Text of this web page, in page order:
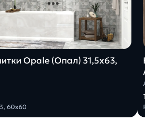
Opale (Опал) 31,5х63,
60х60